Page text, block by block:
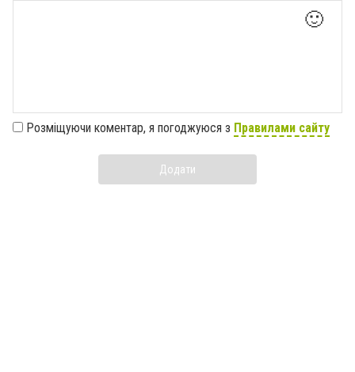
🙂
Розміщуючи коментар, я погоджуюся з Правилами сайту
Додати